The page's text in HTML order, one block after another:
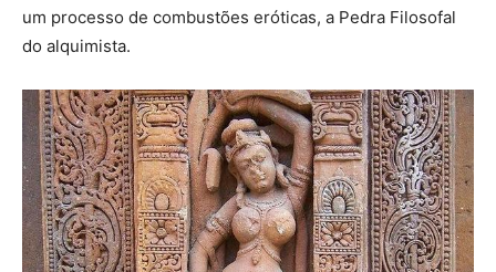
um processo de combustões eróticas, a Pedra Filosofal
do alquimista.